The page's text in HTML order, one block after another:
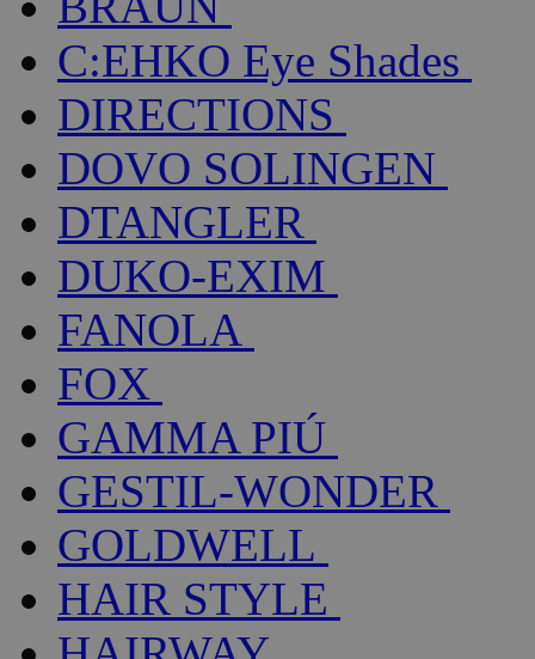
C:EHKO Eye Shades
DIRECTIONS
DOVO SOLINGEN
DTANGLER
DUKO-EXIM
FANOLA
FOX
GAMMA PIÚ
GESTIL-WONDER
GOLDWELL
HAIR STYLE